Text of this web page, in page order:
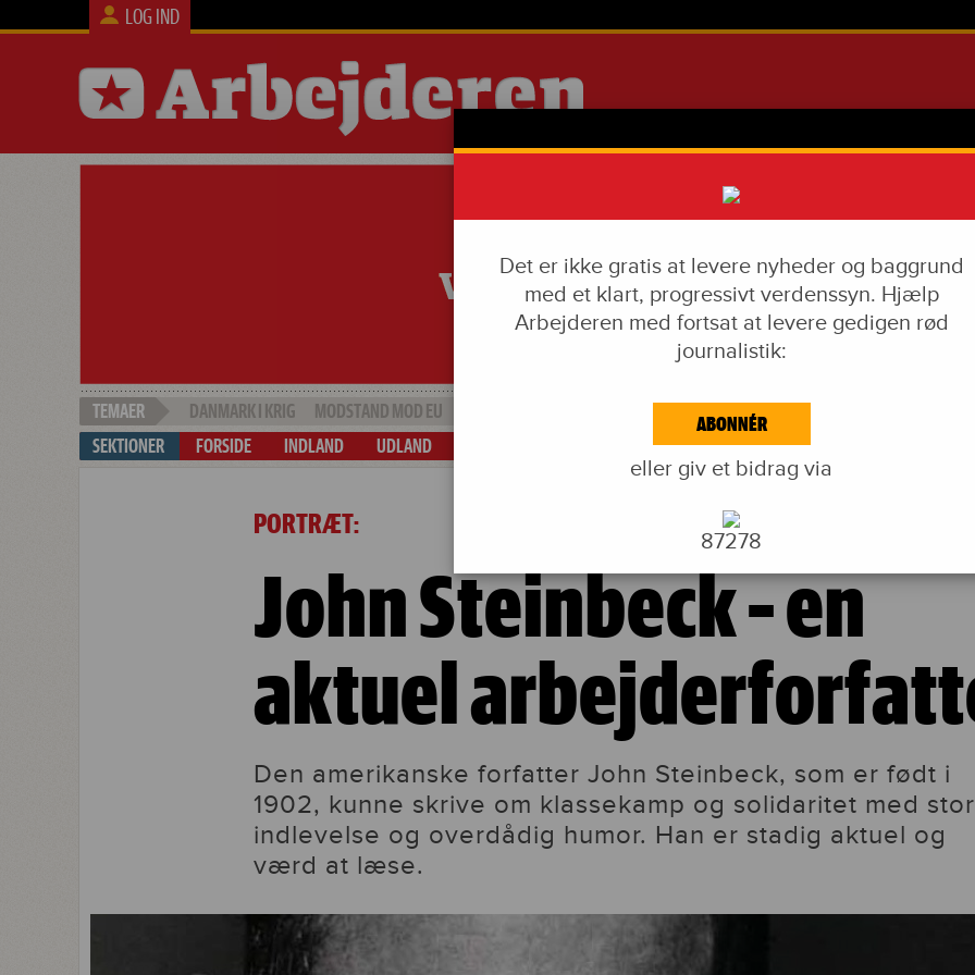
LOG IND
DANMARK I KRIG MODSTAND MOD EU LIVSSTIL
FORSIDE
INDLAND UDLAND IDÉKAMP KULTUR BLOGS
PORTRÆT:
John Steinbeck – en
aktuel
Den amerikanske forfatter John Steinbeck, som er født i
1902, kunne skrive om klassekamp og solidaritet med stor
indlevelse og overdådig humor. Han er stadig aktuel og
værd at læse.
Det er ikke gratis at levere nyheder og baggrund
med et klart, progressivt verdenssyn. Hjælp
Arbejderen med fortsat at levere gedigen rød
journalistik:
ABONNÉR
eller giv et bidrag via
87278